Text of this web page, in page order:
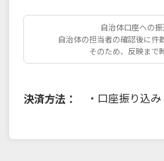
自治体口座への振
自治体の担当者の確認後に件
そのため、反映まで
決済方法： ・ 口座振り込み